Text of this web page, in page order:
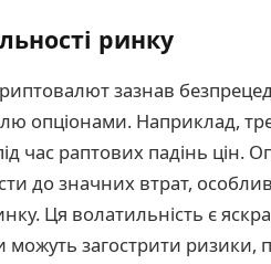
ринку
зазнав
опціонами. Наприклад,
час раптових падінь цін.
до значних втрат,
Ця волатильність є
можуть загострити ризики,